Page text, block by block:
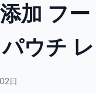
加 フー
ウチ
日